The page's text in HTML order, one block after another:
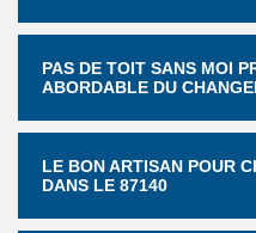
PAS DE TOIT SANS MOI
ABORDABLE DU
LE BON ARTISAN POUR
DANS LE 87140